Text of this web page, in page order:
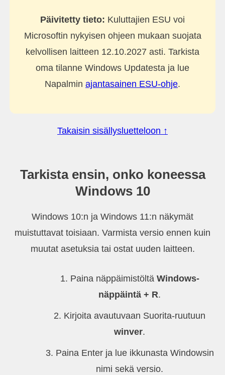
Päivitetty tieto: Kuluttajien ESU voi
Microsoftin nykyisen ohjeen mukaan suojata
kelvollisen laitteen 12.10.2027 asti. Tarkista
oma tilanne Windows Updatesta ja lue
Napalmin ajantasainen ESU-ohje.
Takaisin sisällysluetteloon ↑
Tarkista ensin, onko koneessa
Windows 10
Windows 10:n ja Windows 11:n näkymät
muistuttavat toisiaan. Varmista versio ennen kuin
muutat asetuksia tai ostat uuden laitteen.
Paina näppäimistöltä Windows-
näppäintä + R.
Kirjoita avautuvaan Suorita-ruutuun
winver.
Paina Enter ja lue ikkunasta Windowsin
nimi sekä versio.